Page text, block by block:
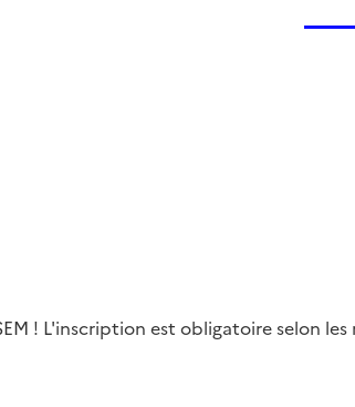
! L'inscription est obligatoire selon